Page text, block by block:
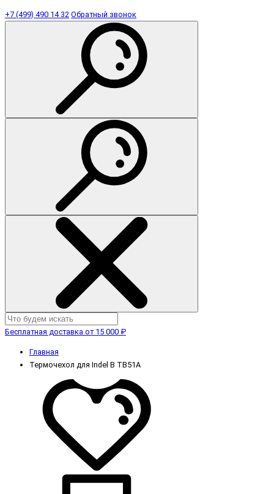
+7 (499) 490 14 32 Обратный звонок
Бесплатная доставка от 15 000 ₽
Главная
Термочехол для Indel B TB51A